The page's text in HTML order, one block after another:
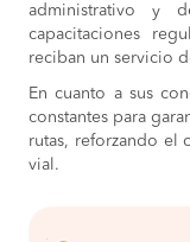
administrativo y
capacitaciones
reciban un servicio
En cuanto a sus
constantes para
rutas, reforzando el
vial.